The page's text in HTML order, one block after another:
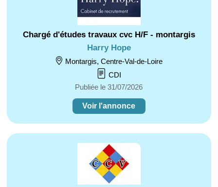
Chargé d'études travaux cvc H/F - montargis
Harry Hope
Montargis, Centre-Val-de-Loire
CDI
Publiée le 31/07/2026
Voir l'annonce